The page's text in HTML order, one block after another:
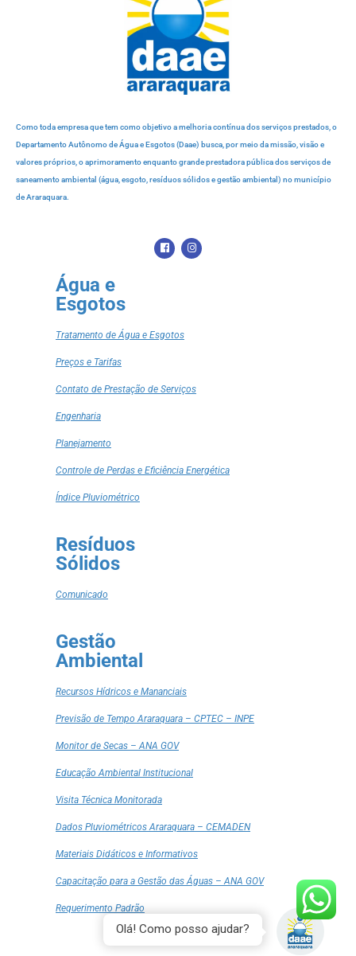
Como toda empresa que tem como objetivo a melhoria contínua dos serviços prestados, o
Departamento Autônomo de Água e Esgotos (Daae) busca, por meio da missão, visão e
valores próprios, o aprimoramento enquanto grande prestadora pública dos serviços de
saneamento ambiental (água, esgoto, resíduos sólidos e gestão ambiental) no município
de Araraquara.
Água e
Esgotos
Tratamento de Água e Esgotos
Preços e Tarifas
Contato de Prestação de Serviços
Engenharia
Planejamento
Controle de Perdas e Eficiência Energética
Índice Pluviométrico
Resíduos
Sólidos
Comunicado
Gestão
Ambiental
Recursos Hídricos e Mananciais
Previsão de Tempo Araraquara – CPTEC – INPE
Monitor de Secas – ANA GOV
Educação Ambiental Institucional
Visita Técnica Monitorada
Dados Pluviométricos Araraquara – CEMADEN
Materiais Didáticos e Informativos
Capacitação para a Gestão das Águas – ANA GOV
Requerimento Padrão
Olá! Como posso ajudar?